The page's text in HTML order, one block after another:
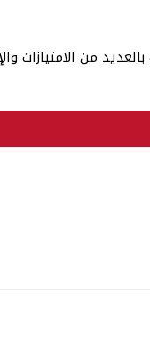
من الامتيازات